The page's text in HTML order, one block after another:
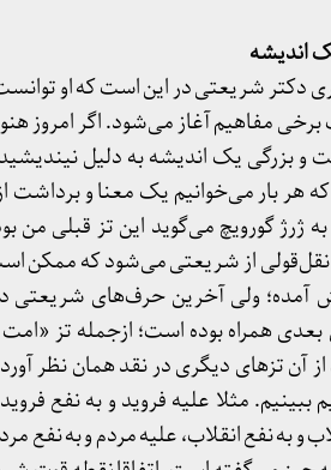
اندیشه
دکتر شریعتی در این است که او
برخی مفاهیم آغاز می‌شود. اگر امروز
و بزرگی یک اندیشه به دلیل
هر بار می‌خوانیم یک معنا و برداشت
به ژرژ گورویچ می‌گوید این تز قبلی من
از شریعتی می‌شود که ممکن است
آمده؛ ولی آخرین حرف‌های شریعتی
آن تزهای دیگری در نقد همان نظر
ببینیم. مثلا علیه فروید و به نفع
و به نفع انقلاب، علیه مردم و به